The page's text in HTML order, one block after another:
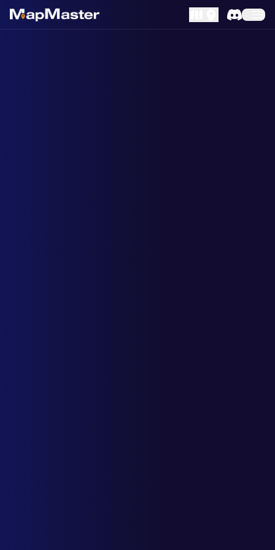
MapLibre